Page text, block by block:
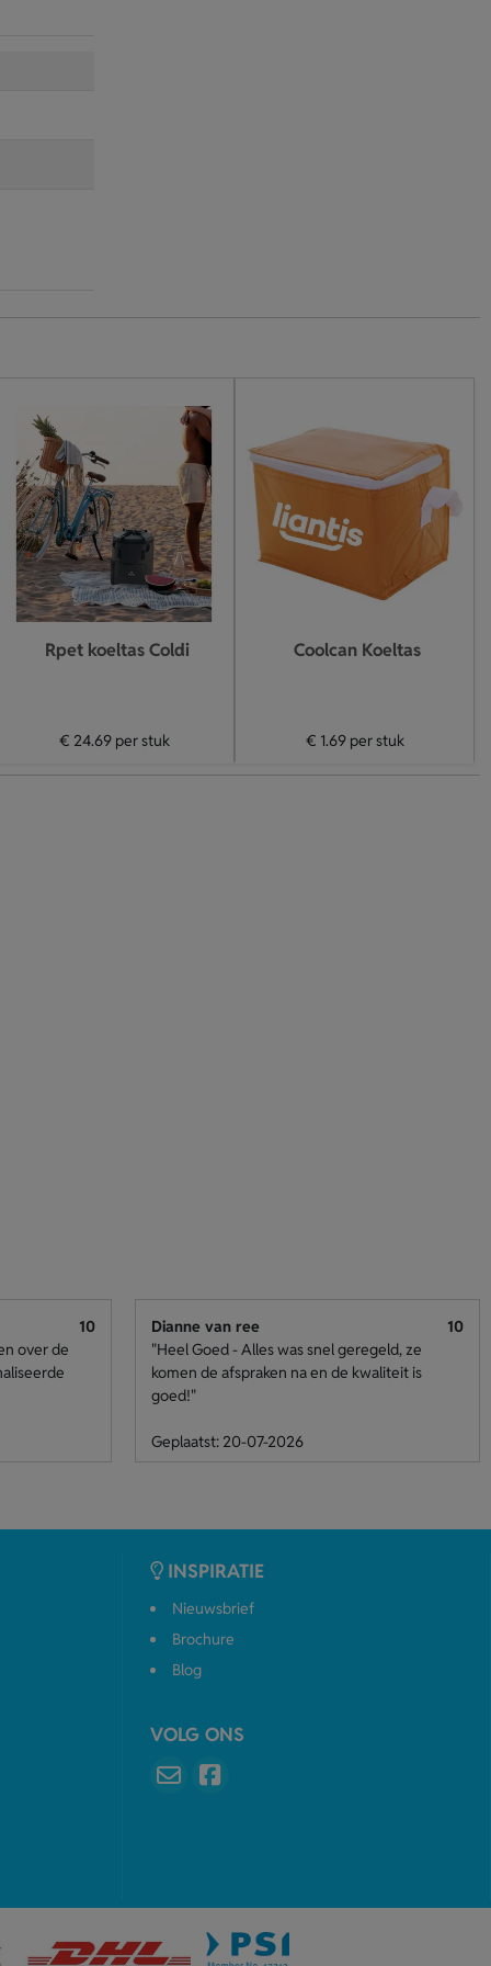
Rpet koeltas Coldi
€ 24.69 per stuk
Coolcan Koeltas
€ 1.69per stuk
10
over de
Dianne van ree
10
"Heel Goed - Alles was snel geregeld, ze
komen de afspraken na en de kwaliteit is
goed!"
Geplaatst: 20-07-2026
INSPIRATIE
Nieuwsbrief
Brochure
Blog
VOLG ONS